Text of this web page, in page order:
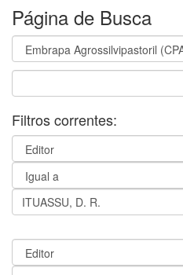
Página de Busca
Filtros correntes: